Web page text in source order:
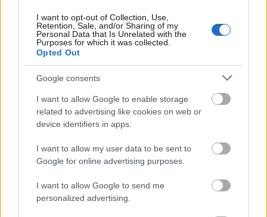
I want to opt-out of Collection, Use,
Retention, Sale, and/or Sharing of my
Personal Data that Is Unrelated with the
Purposes for which it was collected.
Opted Out
Google consents
I want to allow Google to enable storage
related to advertising like cookies on web or
device identifiers in apps.
I want to allow my user data to be sent to
Google for online advertising purposes.
I want to allow Google to send me
personalized advertising.
Manaus: a dzsungel szívének városa